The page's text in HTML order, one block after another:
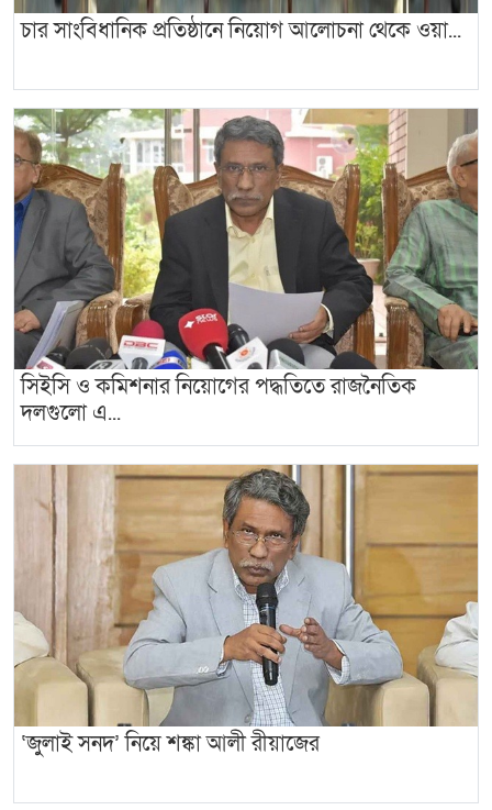
চার সাংবিধানিক প্রতিষ্ঠানে নিয়োগ আলোচনা থেকে ওয়া...
সিইসি ও কমিশনার নিয়োগের পদ্ধতিতে রাজনৈতিক
দলগুলো এ...
‘জুলাই সনদ’ নিয়ে শঙ্কা আলী রীয়াজের